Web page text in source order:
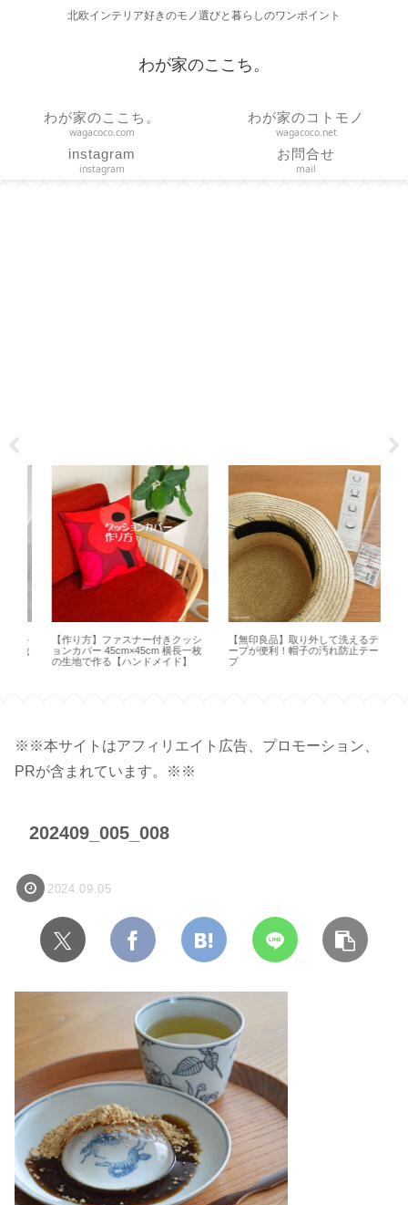
北欧インテリア好きのモノ選びと暮らしのワンポイント
わが家のここち。
わが家のここち。
wagacoco.com
わが家のコトモノ
wagacoco.net
instagram
instagram
お問合せ
mail
【作り方】ファスナー付きクッシ
ョンカバー 45cm×45cm 横長一枚
の生地で作る【ハンドメイド】
【無印良品】取り外して洗えるテ
ープが便利！帽子の汚れ防止テー
※※本サイトはアフィリエイト広告、プロモーション、
PRが含まれています。※※
202409_005_008
2024.09.05